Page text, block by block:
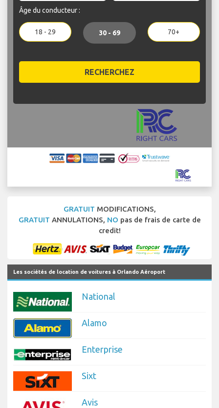
Âge du conducteur :
18 - 29 30 - 69 70+
RECHERCHEZ
GRATUIT MODIFICATIONS,
GRATUIT ANNULATIONS, NO pas de frais de carte de
credit!
Les sociétés de location de voitures à Orlando Aéroport
National
Alamo
Enterprise
Sixt
Avis